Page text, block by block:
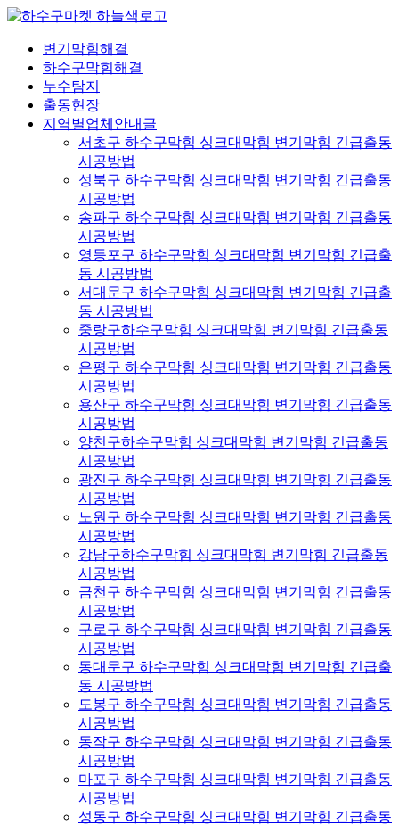
콘
변기막힘해결
하수구막힘해결
누수탐지
출동현장
지역별업체안내글
서초구 하수구막힘 싱크대막힘 변기막힘 긴급출동
시공방법
성북구 하수구막힘 싱크대막힘 변기막힘 긴급출동
시공방법
송파구 하수구막힘 싱크대막힘 변기막힘 긴급출동
시공방법
영등포구 하수구막힘 싱크대막힘 변기막힘 긴급출
동 시공방법
서대문구 하수구막힘 싱크대막힘 변기막힘 긴급출
동 시공방법
중랑구하수구막힘 싱크대막힘 변기막힘 긴급출동
시공방법
은평구 하수구막힘 싱크대막힘 변기막힘 긴급출동
시공방법
용산구 하수구막힘 싱크대막힘 변기막힘 긴급출동
시공방법
양천구하수구막힘 싱크대막힘 변기막힘 긴급출동
시공방법
광진구 하수구막힘 싱크대막힘 변기막힘 긴급출동
시공방법
노원구 하수구막힘 싱크대막힘 변기막힘 긴급출동
시공방법
강남구하수구막힘 싱크대막힘 변기막힘 긴급출동
시공방법
금천구 하수구막힘 싱크대막힘 변기막힘 긴급출동
시공방법
구로구 하수구막힘 싱크대막힘 변기막힘 긴급출동
시공방법
동대문구 하수구막힘 싱크대막힘 변기막힘 긴급출
동 시공방법
도봉구 하수구막힘 싱크대막힘 변기막힘 긴급출동
시공방법
동작구 하수구막힘 싱크대막힘 변기막힘 긴급출동
시공방법
마포구 하수구막힘 싱크대막힘 변기막힘 긴급출동
시공방법
성동구 하수구막힘 싱크대막힘 변기막힘 긴급출동